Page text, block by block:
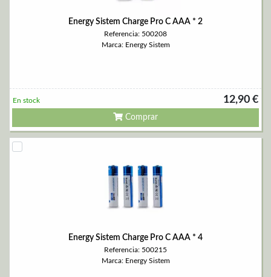
Energy Sistem Charge Pro C AAA * 2
Referencia: 500208
Marca: Energy Sistem
12,90 €
En stock
Comprar
Energy Sistem Charge Pro C AAA * 4
Referencia: 500215
Marca: Energy Sistem